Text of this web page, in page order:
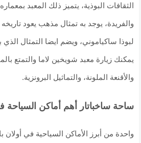
الثقافات البوذية، يتميز ذلك المعبد
والفريدة، يوجد به تمثال مذهب يعود
لبوذا ساكياموني، ويضم ايضا التمثال
يمكنك زيارة معبد شويخين لاما والتمتع
والأقنعة الملونة، والتماثيل البرونزية.
ساحة ساخباتار أهم أماكن السياحة
واحدة من أبرز الأماكن السياحية في أولان